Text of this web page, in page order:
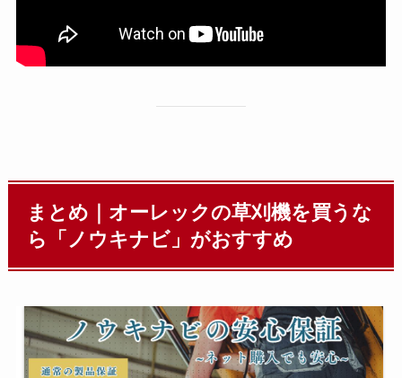
まとめ｜オーレックの草刈機を買うな
ら「ノウキナビ」がおすすめ